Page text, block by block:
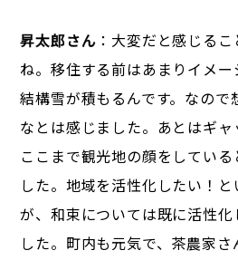
昇太郎さん ：大変だと感じる
ね。移住する前はあまりイメ
結構雪が積もるんです。なので
なとは感じました。あとはギ
ここまで観光地の顔をしてい
した。地域を活性化したい！
が、和束については既に活性
した。町内も元気で、茶農家